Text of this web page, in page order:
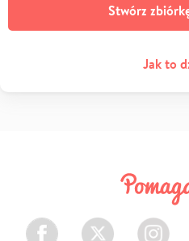
Stwórz
Jak to
Facebook Twitter Instagram